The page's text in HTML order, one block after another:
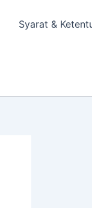
Syarat &